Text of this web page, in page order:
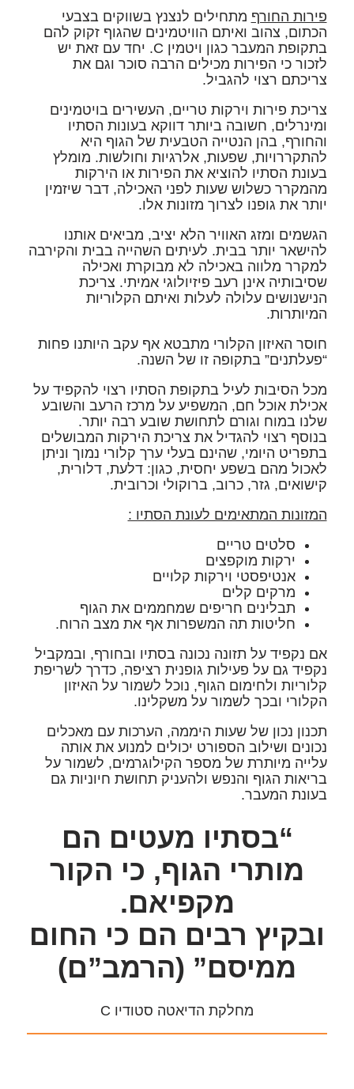
פירות החורף מתחילים לנצנץ בשווקים בצבעי
הכתום, צהוב ואיתם הוויטמינים שהגוף זקוק להם
בתקופת המעבר כגון ויטמין C. יחד עם זאת יש
לזכור כי הפירות מכילים הרבה סוכר וגם את
צריכתם רצוי להגביל.
צריכת פירות וירקות טריים, העשירים בויטמינים
ומינרלים, חשובה ביותר דווקא בעונות הסתיו
והחורף, בהן הנטייה הטבעית של הגוף היא
להתקררויות, שפעות, אלרגיות וחולשות. מומלץ
בעונת הסתיו להוציא את הפירות או הירקות
מהמקרר כשלוש שעות לפני האכילה, דבר שיזמין
יותר את גופנו לצרוך מזונות אלו.
הגשמים ומזג האוויר הלא יציב, מביאים אותנו
להישאר יותר בבית. לעיתים השהייה בבית והקירבה
למקרר מלווה באכילה לא מבוקרת ואכילה
שסיבותיה אינן רעב פיזיולוגי אמיתי. צריכת
הנישנושים עלולה לעלות ואיתם הקלוריות
המיותרות.
חוסר האיזון הקלורי מתבטא אף עקב היותנו פחות
“פעלתנים” בתקופה זו של השנה.
מכל הסיבות לעיל בתקופת הסתיו רצוי להקפיד על
אכילת אוכל חם, המשפיע על מרכז הרעב והשובע
שלנו במוח וגורם לתחושת שובע רבה יותר.
בנוסף רצוי להגדיל את צריכת הירקות המבושלים
בתפריט היומי, שהינם בעלי ערך קלורי נמוך וניתן
לאכול מהם בשפע יחסית, כגון: דלעת, דלורית,
קישואים, גזר, כרוב, ברוקולי וכרובית.
המזונות המתאימים לעונת הסתיו :
סלטים טריים
ירקות מוקפצים
אנטיפסטי וירקות קלויים
מרקים קלים
תבלינים חריפים שמחממים את הגוף
חליטות תה המשפרות אף את מצב הרוח.
אם נקפיד על תזונה נכונה בסתיו ובחורף, ובמקביל
נקפיד גם על פעילות גופנית רציפה, כדרך לשריפת
קלוריות ולחימום הגוף, נוכל לשמור על האיזון
הקלורי ובכך לשמור על משקלינו.
תכנון נכון של שעות היממה, הערכות עם מאכלים
נכונים ושילוב הספורט יכולים למנוע את אותה
עלייה מיותרת של מספר הקילוגרמים, לשמור על
בריאות הגוף והנפש ולהעניק תחושת חיוניות גם
בעונת המעבר.
“בסתיו מעטים הם
מותרי הגוף, כי הקור
מקפיאם.
ובקיץ רבים הם כי החום
ממיסם” (הרמב”ם)
מחלקת הדיאטה סטודיו C